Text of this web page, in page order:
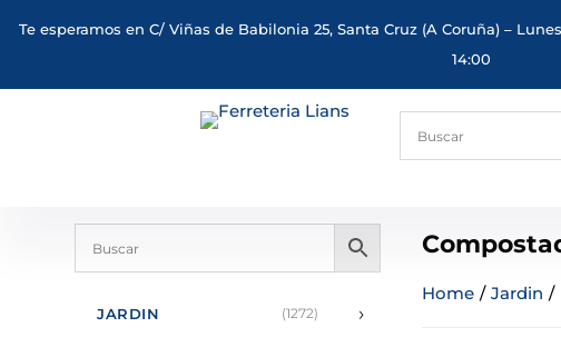
Te esperamos en C/ Viñas de Babilonia 25, Santa Cruz (A Coruña) –
14:00
JARDIN (1272) ›
Home / Jardin /